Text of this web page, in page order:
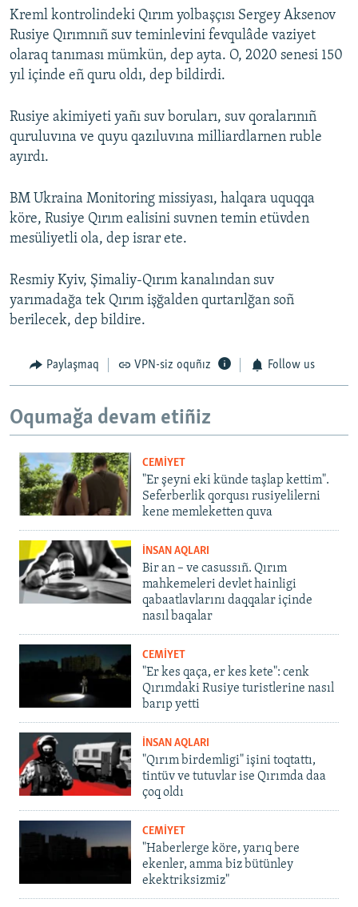
Kreml kontrolindeki Qırım yolbaşçısı Sergey Aksenov
Rusiye Qırımnıñ suv teminlevini fevqulâde vaziyet
olaraq tanıması mümkün, dep ayta. O, 2020 senesi 150
yıl içinde eñ quru oldı, dep bildirdi.
Rusiye akimiyeti yañı suv boruları, suv qoralarınıñ
quruluvına ve quyu qazıluvına milliardlarnen ruble
ayırdı.
BM Ukraina Monitoring missiyası, halqara uquqqa
köre, Rusiye Qırım ealisini suvnen temin etüvden
mesüliyetli ola, dep israr ete.
Resmiy Kyiv, Şimaliy-Qırım kanalından suv
yarımadağa tek Qırım işğalden qurtarılğan soñ
berilecek, dep bildire.
Paylaşmaq VPN-siz oquñız Follow us
Oqumağa devam etiñiz
CEMİYET
"Er şeyni eki künde taşlap kettim".
Seferberlik qorqusı rusiyelilerni
kene memleketten quva
İNSAN AQLARI
Bir an – ve casussıñ. Qırım
mahkemeleri devlet hainligi
qabaatlavlarını daqqalar içinde
nasıl baqalar
CEMİYET
"Er kes qaça, er kes kete": cenk
Qırımdaki Rusiye turistlerine nasıl
barıp yetti
İNSAN AQLARI
"Qırım birdemligi" işini toqtattı,
tintüv ve tutuvlar ise Qırımda daa
çoq oldı
CEMİYET
"Haberlerge köre, yarıq bere
ekenler, amma biz bütünley
ekektriksizmiz"